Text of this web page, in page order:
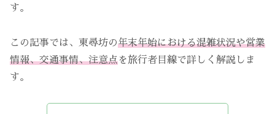
す。
この記事では、東尋坊の年末年始における混雑状況や営業
情報、交通事情、注意点を旅行者目線で詳しく解説しま
す。